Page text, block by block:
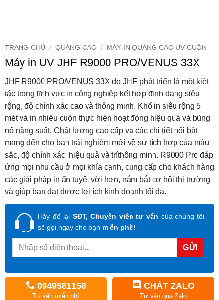
TRANG CHỦ / QUẢNG CÁO / MÁY IN QUẢNG CÁO UV CUỘN
Máy in UV JHF R9000 PRO/VENUS 33X
JHF R9000 PRO/VENUS 33X do JHF phát triển là một kiệt
tác trong lĩnh vực in công nghiệp kết hợp định dạng siêu
rộng, độ chính xác cao và thông minh. Khổ in siêu rộng 5
mét và in nhiều cuộn thực hiện hoạt động hiệu quả và bùng
nổ năng suất. Chất lượng cao cấp và các chi tiết nổi bật
mang đến cho bạn trải nghiệm mới về sự tích hợp của màu
sắc, độ chính xác, hiệu quả và tríthông minh. R9000 Pro đáp
ứng mọi nhu cầu ở mọi khía cạnh, cung cấp cho khách hàng
các giải pháp in ấn tuyệt vời hơn, nắm bắt cơ hội thị trường
và giúp bạn đạt được lợi ích kinh doanh tối đa.
Hãy để lại SĐT, Chuyên viên tư vấn của chúng tôi
sẽ gọi ngay cho bạn miễn phí!!
0949581158
Tư vấn miễn phí
CHÁT ZALO
Tư vấn qua Zalo